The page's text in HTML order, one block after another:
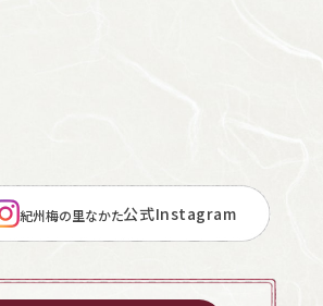
紀州梅の里なかた公式Instagram